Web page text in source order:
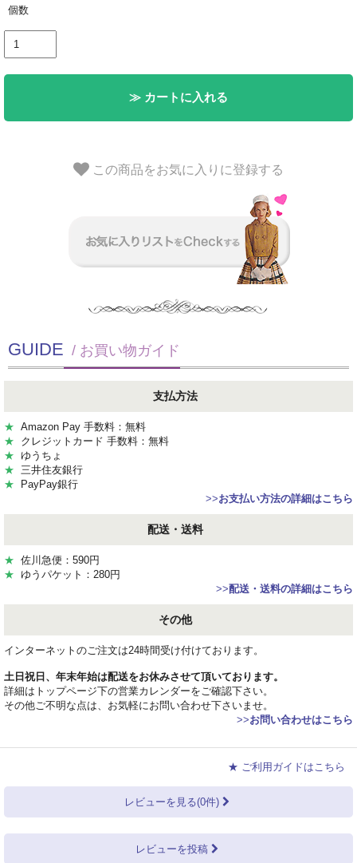
個数
≫ カートに入れる
この商品をお気に入りに登録する
GUIDE / お買い物ガイド
支払方法
★ Amazon Pay 手数料：無料
★ クレジットカード 手数料：無料
★ ゆうちょ
★ 三井住友銀行
★ PayPay銀行
>>お支払い方法の詳細はこちら
配送・送料
★ 佐川急便：590円
★ ゆうパケット：280円
>>配送・送料の詳細はこちら
その他
インターネットのご注文は24時間受け付けております。
土日祝日、年末年始は配送をお休みさせて頂いております。
詳細はトップページ下の営業カレンダーをご確認下さい。
その他ご不明な点は、お気軽にお問い合わせ下さいませ。
>>お問い合わせはこちら
★ ご利用ガイドはこちら
レビューを見る(0件)
レビューを投稿